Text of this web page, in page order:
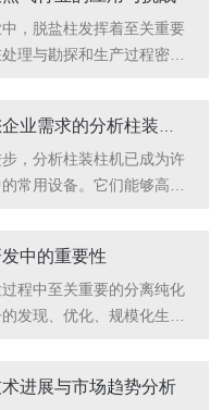
。一、安装前的准备工作
克力柱管的环境应清洁、
准备：安装前需准备好必
螺丝刀、剪刀、胶水等。
好，避免对柱管造成损...
，脱盐柱发挥着至关重要
理与勘探和生产过程密切
染，同时也会影响油气井
本文将探讨该产品在石油
及其面临的挑战。一、应
的产能。该产品可以通过
去除这些盐分，从而保持
量。2.天然气脱水在...
，分析柱装柱机已成为许
常用设备。它们能够高效
正适合您企业需求的分析
要深思熟虑的学问。以下
业需求的设备的几个关键
于不同的场合，例如有些
中的重要性
程中至关重要的分离纯化
发现、优化、规模化生产
药工业的贡献。一、在药
进展与市场趋势分析